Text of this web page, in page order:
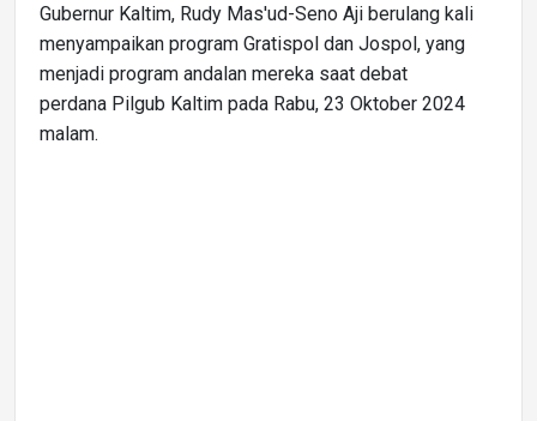
Gubernur Kaltim, Rudy Mas'ud-Seno Aji berulang kali
menyampaikan program Gratispol dan Jospol, yang
menjadi program andalan mereka saat debat
perdana Pilgub Kaltim pada Rabu, 23 Oktober 2024
malam.